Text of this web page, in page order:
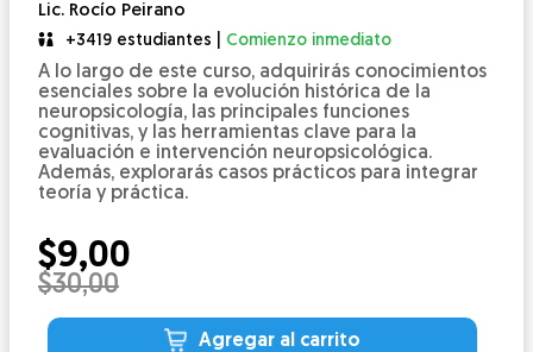
Lic. Rocío Peirano
+3419 estudiantes | Comienzo inmediato
A lo largo de este curso, adquirirás conocimientos
esenciales sobre la evolución histórica de la
neuropsicología, las principales funciones
cognitivas, y las herramientas clave para la
evaluación e intervención neuropsicológica.
Además, explorarás casos prácticos para integrar
teoría y práctica.
$30,00
$9,00
Agregar al carrito